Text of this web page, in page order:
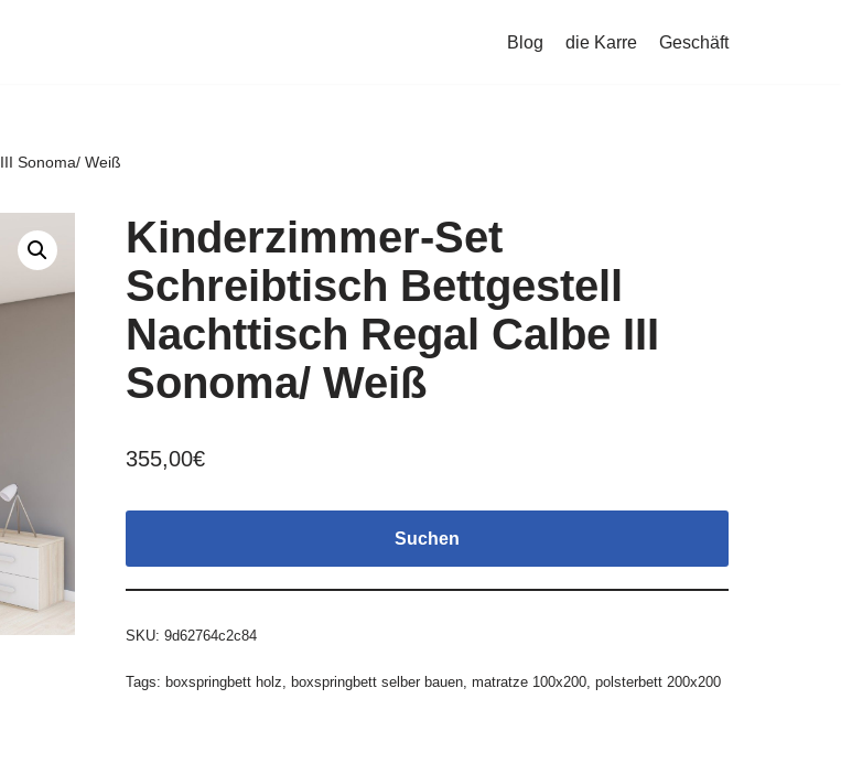
Blog die Karre Geschäft
Sonoma/ Weiß
Kinderzimmer-Set
Schreibtisch Bettgestell
Nachttisch Regal Calbe III
Sonoma/ Weiß
355,00€
Suchen
SKU: 9d62764c2c84
Tags: boxspringbett holz, boxspringbett selber bauen, matratze 100x200, polsterbett 200x200